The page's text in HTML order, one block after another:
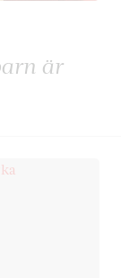
är